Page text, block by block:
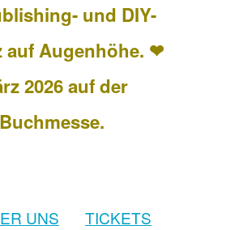
und DIY-
auf Augenhöhe. ❤
2026 auf der
UNS
TICKETS